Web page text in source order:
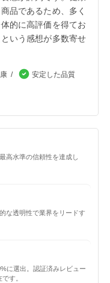
品であるため、多く
的に高評価を得てお
いう感想が多数寄せ
安定した品質
高水準の信頼性を達成し
な透明性で業界をリードす
に選出。認証済みレビュー
す。